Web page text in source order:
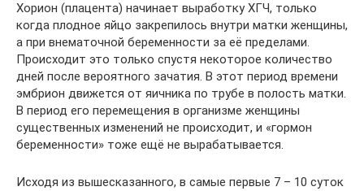
Хорион (плацента) начинает выработку ХГЧ, только
когда плодное яйцо закрепилось внутри матки женщины,
а при внематочной беременности за её пределами.
Происходит это только спустя некоторое количество
дней после вероятного зачатия. В этот период времени
эмбрион движется от яичника по трубе в полость матки.
В период его перемещения в организме женщины
существенных изменений не происходит, и «гормон
беременности» тоже ещё не вырабатывается.
Исходя из вышесказанного, в самые первые 7 – 10 суток